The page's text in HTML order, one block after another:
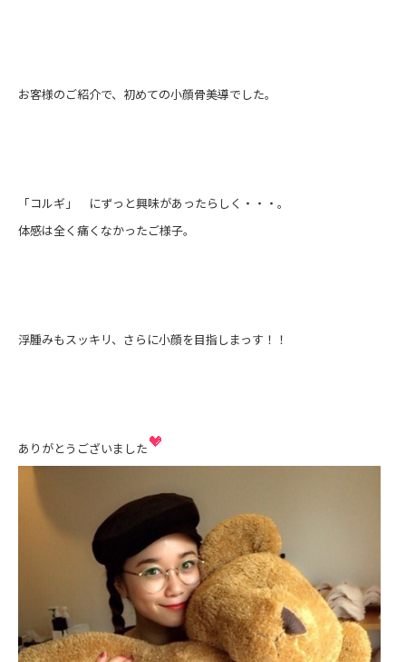
お客様のご紹介で、初めての小顔骨美導でした。
「コルギ」 にずっと興味があったらしく・・・。
体感は全く痛くなかったご様子。
浮腫みもスッキリ、さらに小顔を目指しまっす！！
ありがとうございました